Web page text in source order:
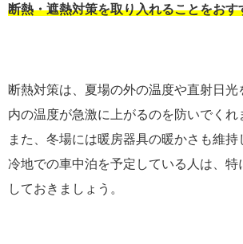
断熱・遮熱対策を取り入れることをおす
断熱対策は、夏場の外の温度や直射日
内の温度が急激に上がるのを防いでくれ
また、冬場には暖房器具の暖かさも維持
冷地での車中泊を予定している人は、特
しておきましょう。